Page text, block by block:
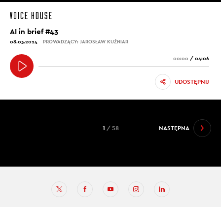
AI in brief #43
08.03.2024 PROWADZĄCY: JAROSŁAW KUŹNIAR
00:00 / 04:06
UDOSTĘPNIJ
NASTĘPNA
1 / 58